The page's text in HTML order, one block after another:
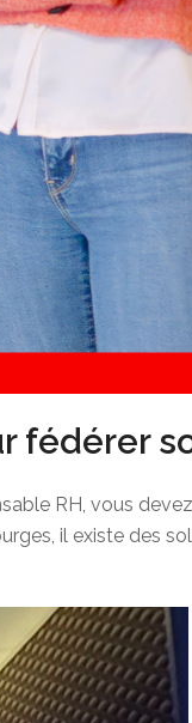
fédérer
RH, vous
il existe des